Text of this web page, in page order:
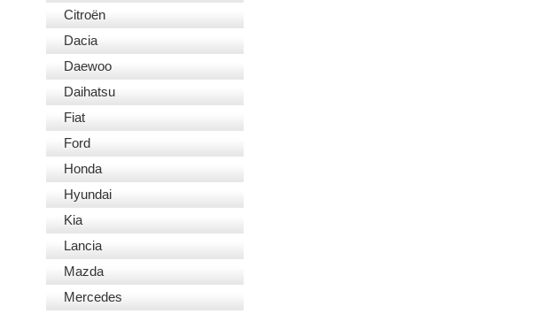
Citroën
Dacia
Daewoo
Daihatsu
Fiat
Ford
Honda
Hyundai
Kia
Lancia
Mazda
Mercedes